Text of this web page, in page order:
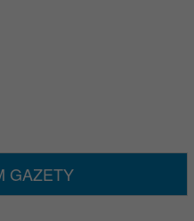
GAZETY